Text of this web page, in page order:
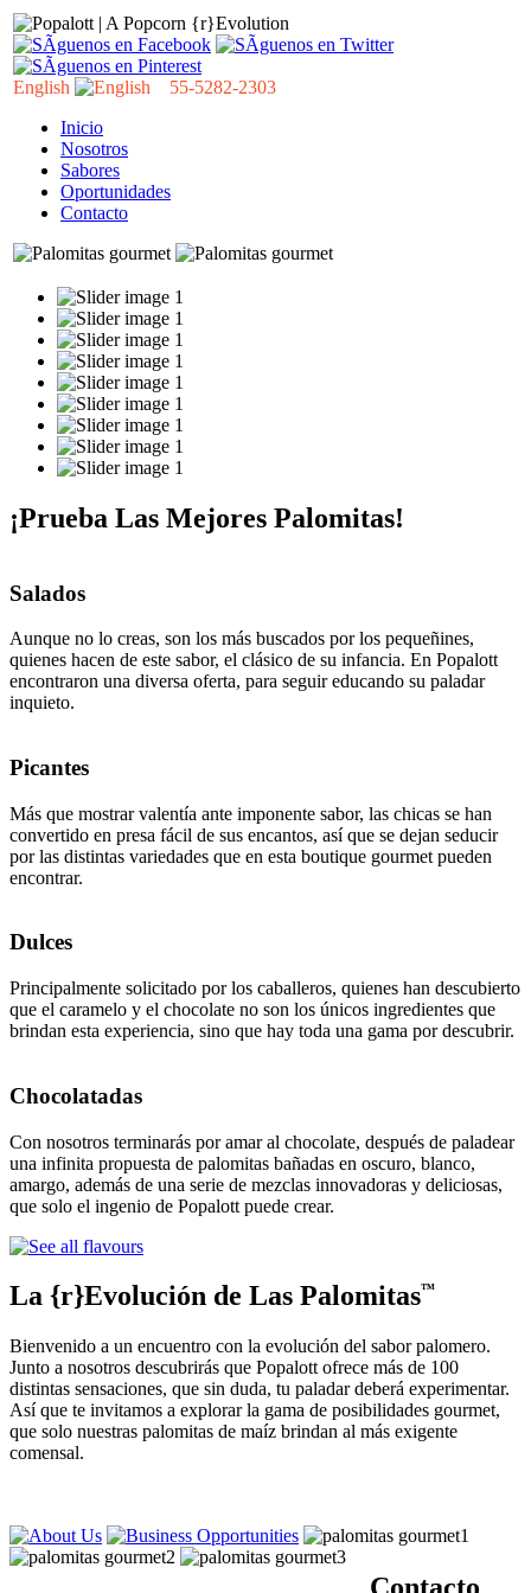
English
55-5282-2303
Inicio
Nosotros
Sabores
Oportunidades
Contacto
¡Prueba Las Mejores Palomitas!
Salados
Aunque no lo creas, son los más buscados por los pequeñines,
quienes hacen de este sabor, el clásico de su infancia. En Popalott
encontraron una diversa oferta, para seguir educando su paladar
inquieto.
Picantes
Más que mostrar valentía ante imponente sabor, las chicas se han
convertido en presa fácil de sus encantos, así que se dejan seducir
por las distintas variedades que en esta boutique gourmet pueden
encontrar.
Dulces
Principalmente solicitado por los caballeros, quienes han descubierto
que el caramelo y el chocolate no son los únicos ingredientes que
brindan esta experiencia, sino que hay toda una gama por descubrir.
Chocolatadas
Con nosotros terminarás por amar al chocolate, después de paladear
una infinita propuesta de palomitas bañadas en oscuro, blanco,
amargo, además de una serie de mezclas innovadoras y deliciosas,
que solo el ingenio de Popalott puede crear.
La {r}Evolución de Las Palomitas™
Bienvenido a un encuentro con la evolución del sabor palomero.
Junto a nosotros descubrirás que Popalott ofrece más de 100
distintas sensaciones, que sin duda, tu paladar deberá experimentar.
Así que te invitamos a explorar la gama de posibilidades gourmet,
que solo nuestras palomitas de maíz brindan al más exigente
comensal.